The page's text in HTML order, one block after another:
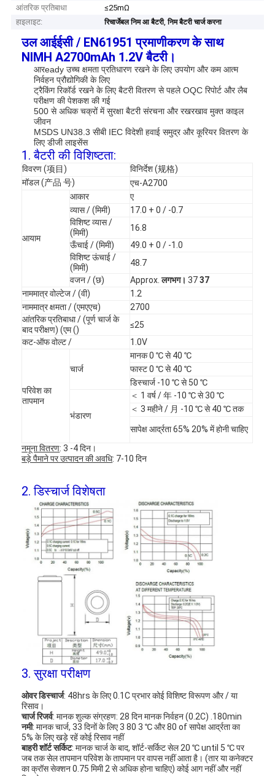
घर
उत्पादों
हमारे बारे में
आंतरिक प्रतिबाधा
≤25mΩ
हाइलाइट:
रिचार्जेबल निम आ बैटरी,निम बैटरी चार्ज करना
उल आईईसी / EN61951 प्रमाणीकरण के साथ
NIMH A2700mAh 1.2V बैटरी।
आरeady उच्च क्षमता प्रतिधारण रखने के लिए उपयोग और कम आत्म
निर्वहन प्रौद्योगिकी के लिए
ट्रैकिंग रिकॉर्ड रखने के लिए बैटरी वितरण से पहले OQC रिपोर्ट और लैब
परीक्षण की पेशकश की गई
500 से अधिक चक्रों में सुरक्षा बैटरी संरचना और रखरखाव मुक्त काइल
जीवन
MSDS UN38.3 सीबी IEC विदेशी हवाई समुद्र और कूरियर वितरण के
लिए डीजी लाइसेंस
1. बैटरी की विशिष्टता:
विवरण (项目)
विनिर्देश (规格)
मॉडल (产品 号)
एच-A2700
आयाम
आकार
ए
व्यास / (मिमी)
17.0 + 0 / -0.7
विशिष्ट व्यास /
(मिमी)
16.8
ऊँचाई / (मिमी)
49.0 + 0 / -1.0
विशिष्ट ऊंचाई /
(मिमी)
48.7
वजन / (छ)
Approx. लगभग। 37 37
नाममात्र वोल्टेज / (वी)
1.2
नाममात्र क्षमता / (एमएएच)
2700
आंतरिक प्रतिबाधा / (पूर्ण चार्ज के
बाद परीक्षण) (एम ()
≤25
कट-ऑफ वोल्ट /
1.0V
परिवेश का
तापमान
चार्ज
मानक 0 ℃ से 40 ℃
फास्ट 0 ℃ से 40 ℃
डिस्चार्ज -10 ℃ से 50 ℃
भंडारण
＜ 1 वर्ष / 年 -10 ℃ से 30 ℃
＜ 3 महीने / 月 -10 ℃ से 40 ℃ तक
सापेक्ष आर्द्रता 65% 20% में होनी चाहिए
नमूना वितरण: 3 -4 दिन।
बड़े पैमाने पर उत्पादन की अवधि: 7-10 दिन
2. डिस्चार्ज विशेषता
3. सुरक्षा परीक्षण
ओवर डिस्चार्ज: 48hrs के लिए 0.1C प्रभार कोई विशिष्ट विरूपण और / या
रिसाव।
चार्ज रिजर्व: मानक शुल्क संग्रहण: 28 दिन मानक निर्वहन (0.2C) .180min
नमी: मानक चार्ज, 33 दिनों के लिए 3 80 3 ℃ और 80 of सापेक्ष आर्द्रता का
5% के लिए खड़े रहें कोई रिसाव नहीं
बाहरी शॉर्ट सर्किट: मानक चार्ज के बाद, शॉर्ट-सर्किट सेल 20 ℃ until 5 ℃ पर
जब तक सेल तापमान परिवेश के तापमान पर वापस नहीं आता है। (तार या कनेक्टर
का क्रॉस सेक्शन 0.75 मिमी 2 से अधिक होना चाहिए) कोई आग नहीं और नहीं